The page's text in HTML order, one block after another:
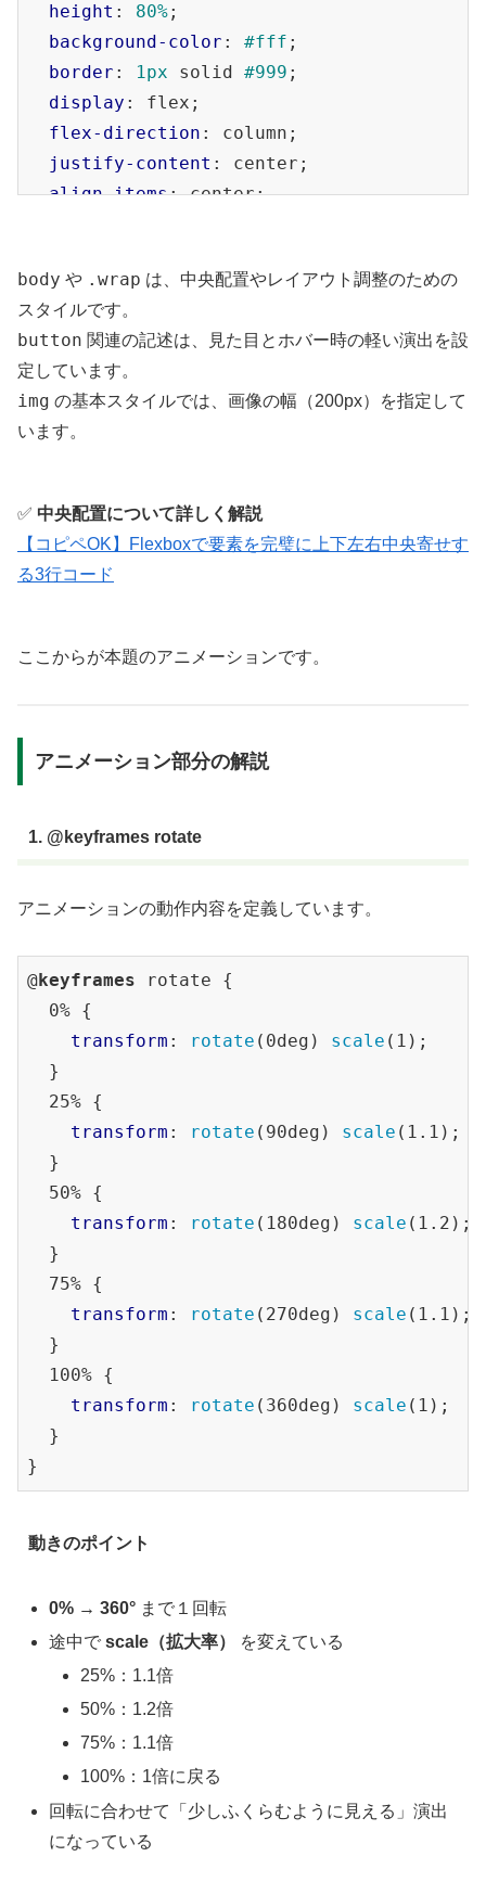
height : 80%;
background-color : #fff ;
border : 1px solid #999 ;
display : flex;
flex-direction : column;
justify-content : center;
align-items: center;
img {
display: block;
margin: 0 auto;
}
.btns
button {
width:
font-size: 24px
opacity: 0.9;
#startBtn
background-color: #2e7d32;
margin-right: 10px
#stopBtn
background-color
keyframes
  0% {
  }
  25% {
  }
  50% {
  }
transform
transform: rotate
  }
{
width: 200px;
body や .wrap は、中央配置やレイアウト調整のための
スタイルです。
button 関連の記述は、見た目とホバー時の軽い演出を設
定しています。
img の基本スタイルでは、画像の幅（200px）を指定して
います。
✅ 中央配置について詳しく解説
【コピペOK】Flexboxで要素を完璧に上下左右中央寄せす
る3行コード
ここからが本題のアニメーションです。
アニメーション部分の解説
1. @keyframes rotate
アニメーションの動作内容を定義しています。
@keyframes rotate {
  0% {
transform : rotate (0deg) scale (1);
  }
  25% {
transform : rotate (90deg) scale (1.1);
  }
  50% {
transform : rotate (180deg) scale (1.2);
  }
  75% {
transform : rotate (270deg) scale (1.1);
  }
  100% {
transform : rotate (360deg) scale (1);
  }
動きのポイント
0% → 360° まで１回転
途中でscale（拡大率）
を変えている
25%：1.1倍
50%：1.2倍
75%：1.1倍
100%：1倍に戻る
回転に合わせて「少しふくらむように見える」演出
になっている